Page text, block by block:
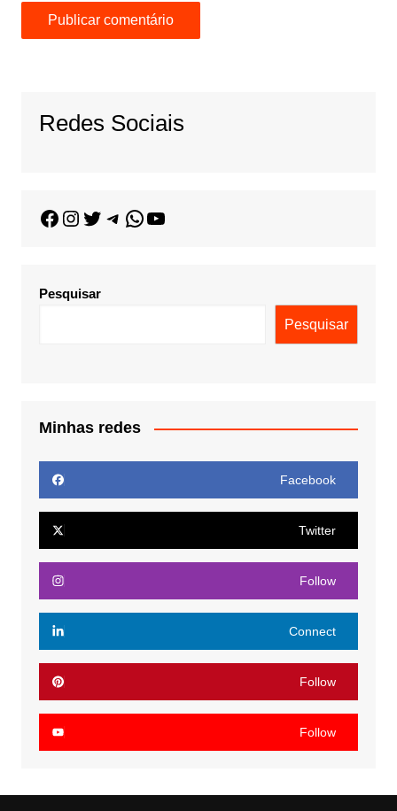
Redes Sociais
Pesquisar
Pesquisar
Minhas redes
Facebook
Twitter
Follow
Connect
Follow
Follow